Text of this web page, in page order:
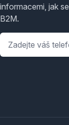
informacemi, jak
B2M.
Telefon